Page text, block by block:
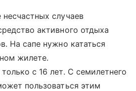
случаев
активного отдыха
На сапе нужно кататься
жилете.
с 16 лет. С семилетнего
пользоваться этим